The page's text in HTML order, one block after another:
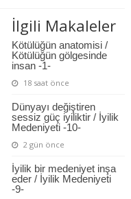
İlgili Makaleler
Kötülüğün anatomisi /
Kötülüğün gölgesinde
insan -1-
18 saat önce
Dünyayı değiştiren
sessiz güç iyiliktir / İyilik
Medeniyeti -10-
2 gün önce
İyilik bir medeniyet inşa
eder / İyilik Medeniyeti
-9-